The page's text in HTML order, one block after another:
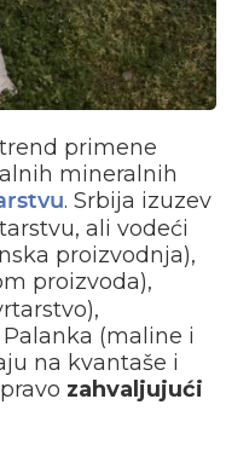
primene
mineralnih
. Srbija izuzev
ali vodeći
proizvodnja),
proizvoda),
(maline i
na kvantaše i
zahvaljujući